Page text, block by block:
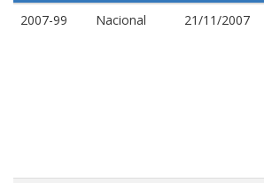
2007-99 Nacional 21/11/2007